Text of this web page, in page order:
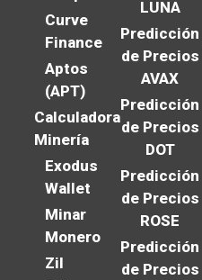
Curve
Finance
Aptos
(APT)
Calculadora
Minería
Exodus
Wallet
Minar
Monero
Zil
LUNA
Predicción
de Precios
AVAX
Predicción
de Precios
DOT
Predicción
de Precios
ROSE
Predicción
de Precios